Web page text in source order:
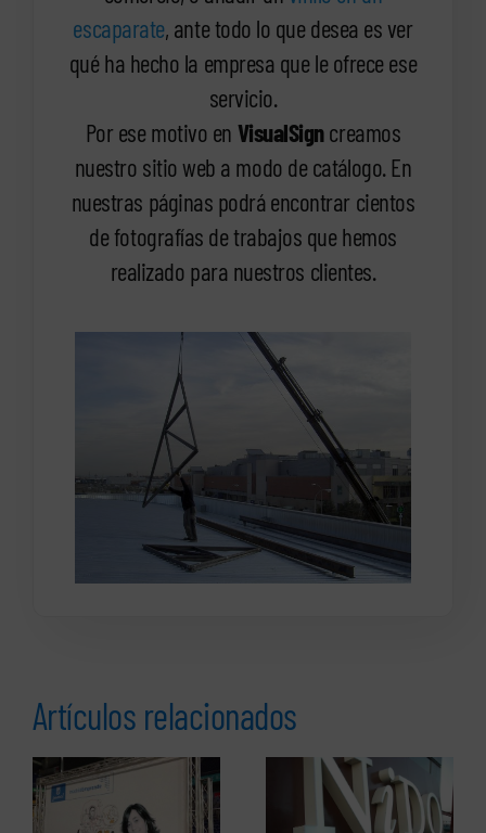
escaparate, ante todo lo que desea es ver
qué ha hecho la empresa que le ofrece ese
servicio.
Por ese motivo en VisualSigncreamos
nuestro sitio web a modo de catálogo. En
nuestras páginas podrá encontrar cientos
de fotografías de trabajos que hemos
realizado para nuestros clientes.
Artículos relacionados